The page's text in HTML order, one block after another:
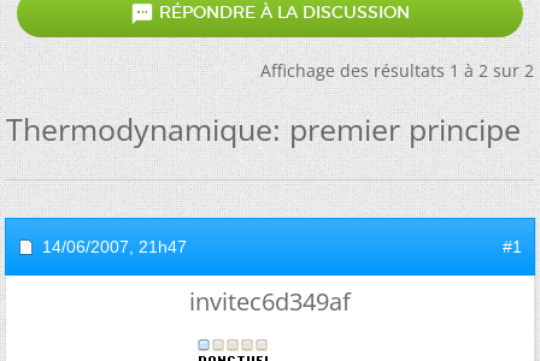
 RÉPONDRE À LA DISCUSSION
Affichage des résultats 1 à 2 sur 2
Thermodynamique: premier principe
14/06/2007, 21h47 #1
invitec6d349af